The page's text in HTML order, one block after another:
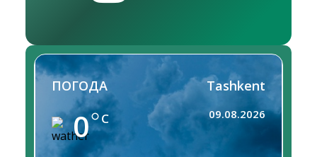
ПОГОДА
0 C
Tashkent
09.08.2026